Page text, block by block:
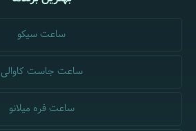
ساعت سیکو
ساعت جاست کاوالی
ساعت فره میلانو